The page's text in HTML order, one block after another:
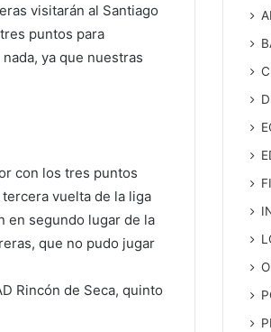
visitarán al Santiago
puntos para
ya que nuestras
con los tres puntos
vuelta de la liga
en segundo lugar de la
que no pudo jugar
Rincón de Seca, quinto